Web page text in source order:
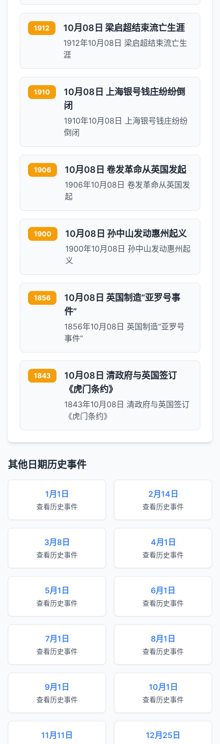
1912 10月08日 梁启超结束流亡生涯
1912年10月08日 梁启超结束流亡生
涯
1910
10月08日 上海银号钱庄纷纷倒
闭
1910年10月08日 上海银号钱庄纷纷
倒闭
1906 10月08日 卷发革命从英国发起
1906年10月08日 卷发革命从英国发
起
1900 10月08日 孙中山发动惠州起义
1900年10月08日 孙中山发动惠州起
义
1856
10月08日 英国制造“亚罗号事
件”
1856年10月08日 英国制造“亚罗号
事件”
1843
10月08日 清政府与英国签订
《虎门条约》
1843年10月08日 清政府与英国签订
《虎门条约》
其他日期历史事件
1月1日
查看历史事件
2月14日
查看历史事件
3月8日
查看历史事件
4月1日
查看历史事件
5月1日
查看历史事件
6月1日
查看历史事件
7月1日
查看历史事件
8月1日
查看历史事件
9月1日
查看历史事件
10月1日
查看历史事件
11月11日 12月25日